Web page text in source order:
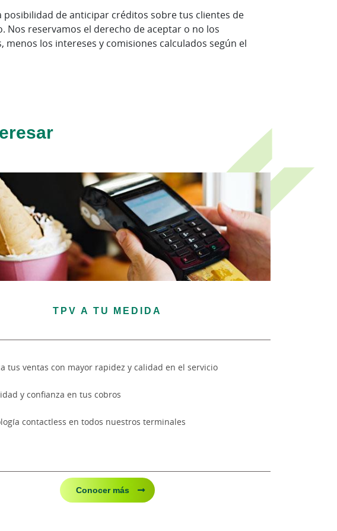
de anticipar créditos sobre tus clientes de
reservamos el derecho de aceptar o no los
los intereses y comisiones calculados según el
TPV A TU MEDIDA
tus ventas con mayor rapidez y calidad en el servicio
y confianza en tus cobros
contactless en todos nuestros terminales
Conocer más